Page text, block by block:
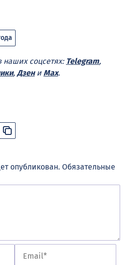
наших соцсетях: Telegram,
, Дзени Max.
опубликован. Обязательные